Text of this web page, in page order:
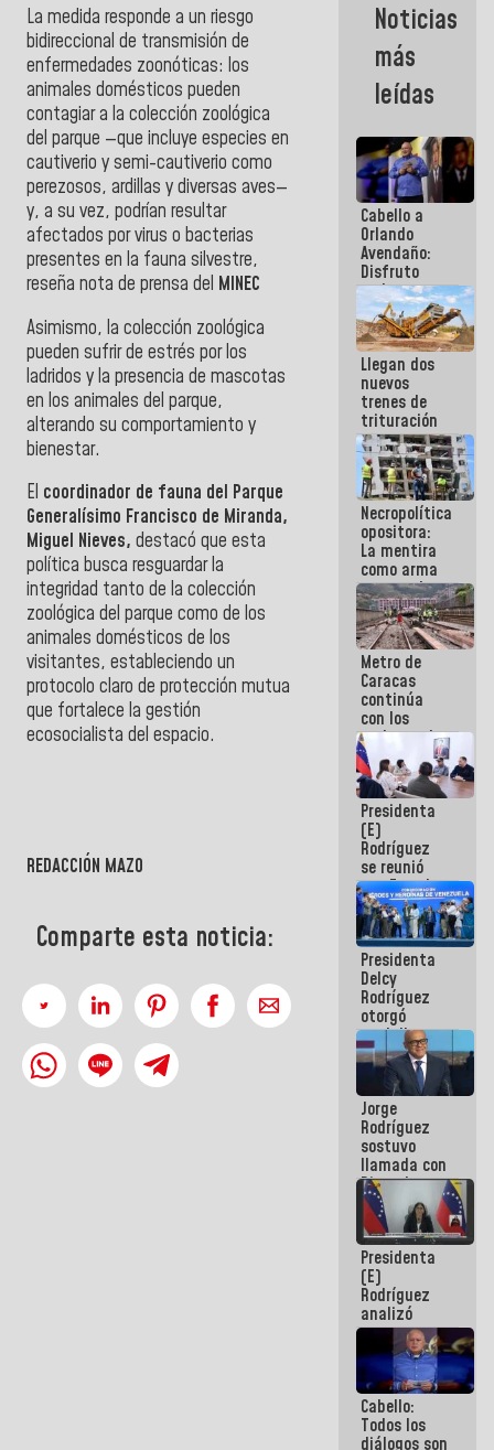
La medida responde a un riesgo
bidireccional de transmisión de
enfermedades zoonóticas: los
animales domésticos pueden
contagiar a la colección zoológica
del parque —que incluye especies en
cautiverio y semi-cautiverio como
perezosos, ardillas y diversas aves—
y, a su vez, podrían resultar
afectados por virus o bacterias
presentes en la fauna silvestre,
reseña nota de prensa del MINEC
Asimismo, la colección zoológica
pueden sufrir de estrés por los
ladridos y la presencia de mascotas
en los animales del parque,
alterando su comportamiento y
bienestar.
El coordinador de fauna del Parque
Generalísimo Francisco de Miranda,
Miguel Nieves, destacó que esta
política busca resguardar la
integridad tanto de la colección
zoológica del parque como de los
animales domésticos de los
visitantes, estableciendo un
protocolo claro de protección mutua
que fortalece la gestión
ecosocialista del espacio.
REDACCIÓN MAZO
Comparte esta noticia:
emprendedores
afectados
por
terremotos
Noticias
más
leídas
Cabello a
Orlando
Avendaño:
Disfruto
cada vez
que escribes
porque lo
que haces
es
embarrarla
Llegan dos
nuevos
trenes de
trituración
para
optimizar
manejo de
escombros
en La Guaira
Necropolítica
opositora:
La mentira
como arma
contra el
Pueblo
Metro de
Caracas
continúa
con los
trabajos de
mantenimiento
e inspección
en la Línea 2
Presidenta
(E)
Rodríguez
se reunió
con Estado
Mayor
Eléctrico
para
abordar
planes de
acción
Presidenta
Delcy
Rodríguez
otorgó
medalla
"Héroe de
Venezuela"
a servidores
públicos
Jorge
Rodríguez
sostuvo
llamada con
Dinorah
Figuera y
acuerdan
primer
encuentro
presencial
para el
diálogo
Presidenta
(E)
Rodríguez
analizó
junto a
gobernadores
planes de
recuperación
del Sistema
Eléctrico
Cabello:
Todos los
diálogos son